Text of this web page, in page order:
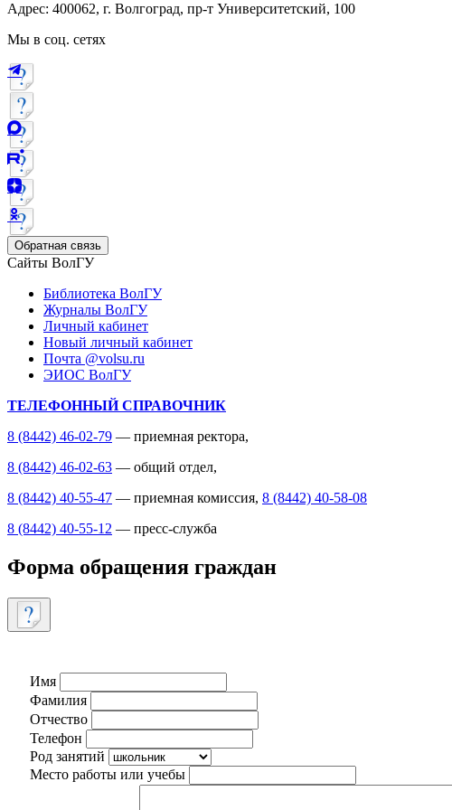
Адрес: 400062, г. Волгоград, пр-т Университетский, 100
Мы в соц. сетях
Обратная связь
Сайты ВолГУ
Библиотека ВолГУ
Журналы ВолГУ
Личный кабинет
Новый личный кабинет
Почта @volsu.ru
ЭИОС ВолГУ
ТЕЛЕФОННЫЙ СПРАВОЧНИК
8 (8442) 46-02-79 — приемная ректора,
8 (8442) 46-02-63 — общий отдел,
8 (8442) 40-55-47 — приемная комиссия, 8 (8442) 40-58-08
8 (8442) 40-55-12 — пресс-служба
Форма обращения граждан
Имя
Фамилия
Отчество
Телефон
Род занятий
Место работы или учебы